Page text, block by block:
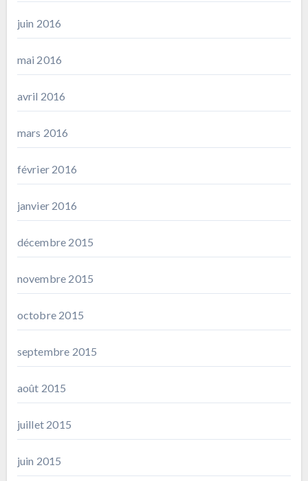
juin 2016
mai 2016
avril 2016
mars 2016
février 2016
janvier 2016
décembre 2015
novembre 2015
octobre 2015
septembre 2015
août 2015
juillet 2015
juin 2015